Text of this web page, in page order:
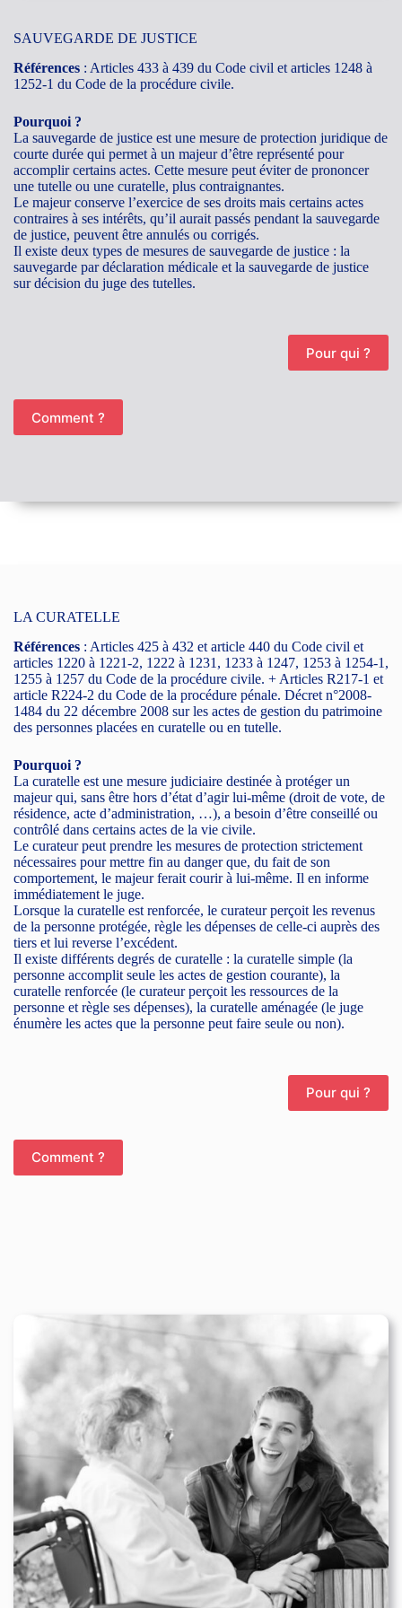
SAUVEGARDE DE JUSTICE
Références : Articles 433 à 439 du Code civil et articles 1248 à
1252-1 du Code de la procédure civile.
Pourquoi ?
La sauvegarde de justice est une mesure de protection juridique de
courte durée qui permet à un majeur d’être représenté pour
accomplir certains actes. Cette mesure peut éviter de prononcer
une tutelle ou une curatelle, plus contraignantes.
Le majeur conserve l’exercice de ses droits mais certains actes
contraires à ses intérêts, qu’il aurait passés pendant la sauvegarde
de justice, peuvent être annulés ou corrigés.
Il existe deux types de mesures de sauvegarde de justice : la
sauvegarde par déclaration médicale et la sauvegarde de justice
sur décision du juge des tutelles.
Pour qui ?
Comment ?
LA CURATELLE
Références : Articles 425 à 432 et article 440 du Code civil et
articles 1220 à 1221-2, 1222 à 1231, 1233 à 1247, 1253 à 1254-1,
1255 à 1257 du Code de la procédure civile. + Articles R217-1 et
article R224-2 du Code de la procédure pénale. Décret n°2008-
1484 du 22 décembre 2008 sur les actes de gestion du patrimoine
des personnes placées en curatelle ou en tutelle.
Pourquoi ?
La curatelle est une mesure judiciaire destinée à protéger un
majeur qui, sans être hors d’état d’agir lui-même (droit de vote, de
résidence, acte d’administration, …), a besoin d’être conseillé ou
contrôlé dans certains actes de la vie civile.
Le curateur peut prendre les mesures de protection strictement
nécessaires pour mettre fin au danger que, du fait de son
comportement, le majeur ferait courir à lui-même. Il en informe
immédiatement le juge.
Lorsque la curatelle est renforcée, le curateur perçoit les revenus
de la personne protégée, règle les dépenses de celle-ci auprès des
tiers et lui reverse l’excédent.
Il existe différents degrés de curatelle : la curatelle simple (la
personne accomplit seule les actes de gestion courante), la
curatelle renforcée (le curateur perçoit les ressources de la
personne et règle ses dépenses), la curatelle aménagée (le juge
énumère les actes que la personne peut faire seule ou non).
Pour qui ?
Comment ?